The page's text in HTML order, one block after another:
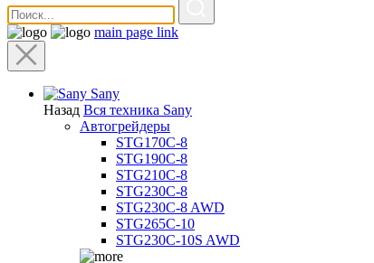
main page link
Sany
Назад Вся техника Sany
Автогрейдеры
STG170C-8
STG190C-8
STG210C-8
STG230C-8
STG230C-8 AWD
STG265C-10
STG230C-10S AWD